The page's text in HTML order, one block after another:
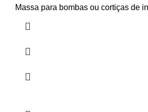
Massa para bombas ou cortiças de